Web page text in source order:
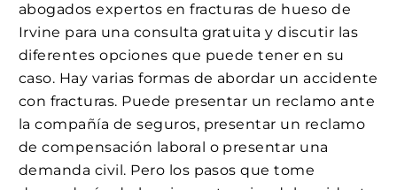
abogados expertos en fracturas de hueso de
Irvine para una consulta gratuita y discutir las
diferentes opciones que puede tener en su
caso. Hay varias formas de abordar un accidente
con fracturas. Puede presentar un reclamo ante
la compañía de seguros, presentar un reclamo
de compensación laboral o presentar una
demanda civil. Pero los pasos que tome